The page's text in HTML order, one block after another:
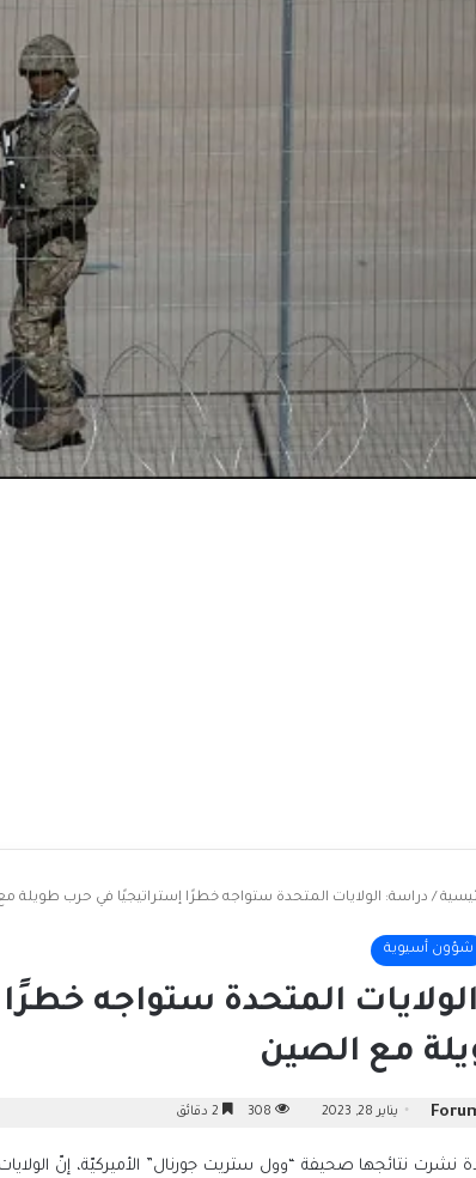
/ دراسة: الولايات المتحدة ستواجه خطرًا إستراتيجيًا في حرب طويلة
شؤون أسيوية
المتحدة ستواجه
مع الصين
يناير 28, 2023
نشرت نتائجها صحيفة “وول ستريت جورنال” الأميركيّة، إنّ